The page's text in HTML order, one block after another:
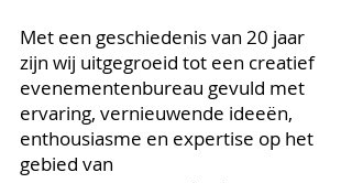
Met een geschiedenis van 20 jaar
zijn wij uitgegroeid tot een creatief
evenementenbureau gevuld met
ervaring, vernieuwende ideeën,
enthousiasme en expertise op het
gebied van